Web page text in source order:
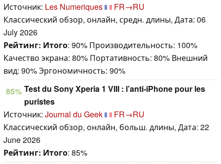
Источник: Les Numeriques
FR→RU
Классический обзор, онлайн, средн. длины, Дата: 06
July 2026
Рейтинг: Итого: 90% Производительность: 100%
Качество экрана: 80% Портативность: 80% Внешний
вид: 90% Эргономичность: 90%
85% Test du Sony Xperia 1 VIII : l’anti-iPhone pour les
puristes
Источник: Journal du Geek
FR→RU
Классический обзор, онлайн, больш. длины, Дата: 22
June 2026
Рейтинг: Итого: 85%